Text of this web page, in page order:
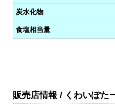
炭水化物
食塩相当量
販売店情報 / くわいぽた